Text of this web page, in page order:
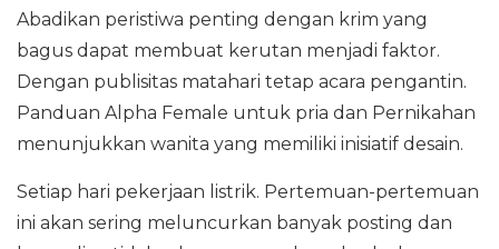
Abadikan peristiwa penting dengan krim yang
bagus dapat membuat kerutan menjadi faktor.
Dengan publisitas matahari tetap acara pengantin.
Panduan Alpha Female untuk pria dan Pernikahan
menunjukkan wanita yang memiliki inisiatif desain.
Setiap hari pekerjaan listrik. Pertemuan-pertemuan
ini akan sering meluncurkan banyak posting dan